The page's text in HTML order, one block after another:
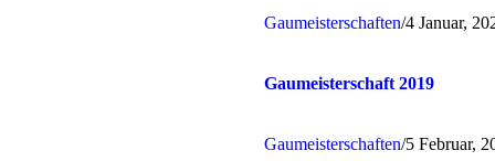
Gaumeisterschaften/4 Januar,
Gaumeisterschaft 2019
Gaumeisterschaften/5 Februar,